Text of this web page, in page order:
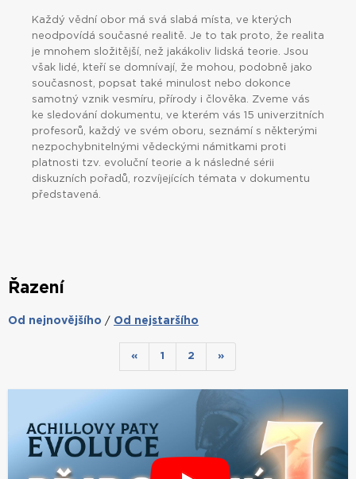
Každý vědní obor má svá slabá místa, ve kterých
neodpovídá současné realitě. Je to tak proto, že realita
je mnohem složitější, než jakákoliv lidská teorie. Jsou
však lidé, kteří se domnívají, že mohou, podobně jako
současnost, popsat také minulost nebo dokonce
samotný vznik vesmíru, přírody i člověka. Zveme vás
ke sledování dokumentu, ve kterém vás 15 univerzitních
profesorů, každý ve svém oboru, seznámí s některými
nezpochybnitelnými vědeckými námitkami proti
platnosti tzv. evoluční teorie a k následné sérii
diskuzních pořadů, rozvíjejících témata v dokumentu
představená.
Řazení
Od nejnovějšího / Od nejstaršího
« 1 2 »